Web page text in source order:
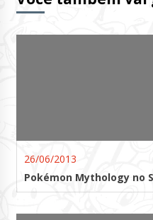
26/06/2013
Pokémon Mythology no